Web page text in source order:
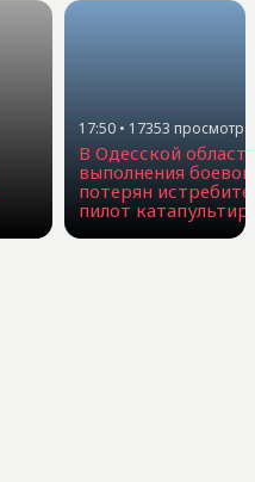
17:50 • 17353 просмотра
В Одесской
выполнения
потерян
пилот